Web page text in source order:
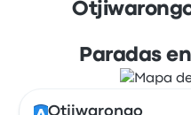
Paradas
Otjiwarongo